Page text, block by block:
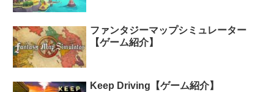
ファンタジーマップシミュレーター
【ゲーム紹介】
Keep Driving【ゲーム紹介】